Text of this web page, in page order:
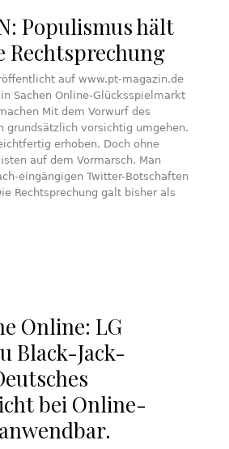
Populismus hält
Rechtsprechung
auf www.pt-magazin.de
Sachen Online-Glücksspielmarkt
Mit dem Vorwurf des
grundsätzlich vorsichtig umgehen.
erhoben. Doch ohne
auf dem Vormarsch. Man
eingängigen Twitter-Botschaften
Rechtsprechung galt bisher als
Online: LG
Black-Jack-
bei Online-